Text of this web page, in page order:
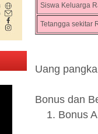
Siswa Keluarga
Tetangga sekitar
Uang
Bonus dan
Bonus